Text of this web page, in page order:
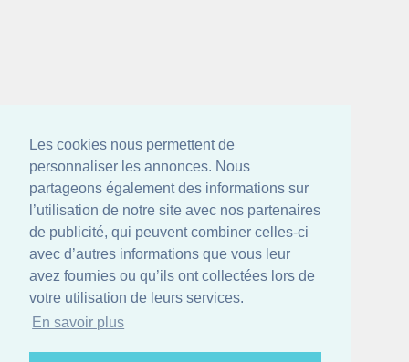
Les cookies nous permettent de
personnaliser les annonces. Nous
partageons également des informations sur
l’utilisation de notre site avec nos partenaires
de publicité, qui peuvent combiner celles-ci
avec d’autres informations que vous leur
avez fournies ou qu’ils ont collectées lors de
votre utilisation de leurs services.
En savoir plus